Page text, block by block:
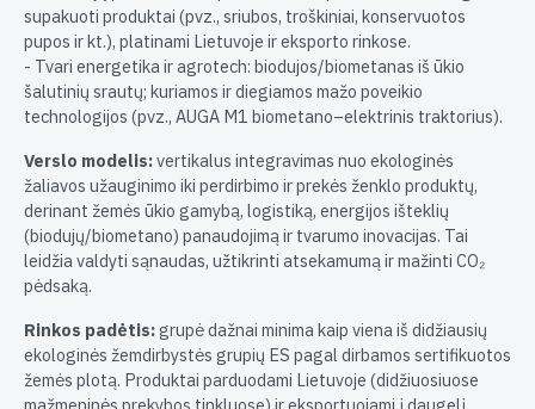
supakuoti produktai (pvz., sriubos, troškiniai, konservuotos
pupos ir kt.), platinami Lietuvoje ir eksporto rinkose.
- Tvari energetika ir agrotech: biodujos/biometanas iš ūkio
šalutinių srautų; kuriamos ir diegiamos mažo poveikio
technologijos (pvz., AUGA M1 biometano–elektrinis traktorius).
Verslo modelis:vertikalus integravimas nuo ekologinės
žaliavos užauginimo iki perdirbimo ir prekės ženklo produktų,
derinant žemės ūkio gamybą, logistiką, energijos išteklių
(biodujų/biometano) panaudojimą ir tvarumo inovacijas. Tai
leidžia valdyti sąnaudas, užtikrinti atsekamumą ir mažinti CO₂
pėdsaką.
Rinkos padėtis:grupė dažnai minima kaip viena iš didžiausių
ekologinės žemdirbystės grupių ES pagal dirbamos sertifikuotos
žemės plotą. Produktai parduodami Lietuvoje (didžiuosiuose